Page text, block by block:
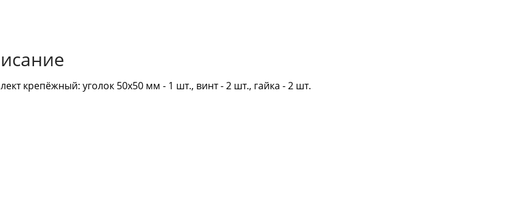
крепёжный: уголок 50х50 мм - 1 шт., винт - 2 шт., гайка - 2 шт.